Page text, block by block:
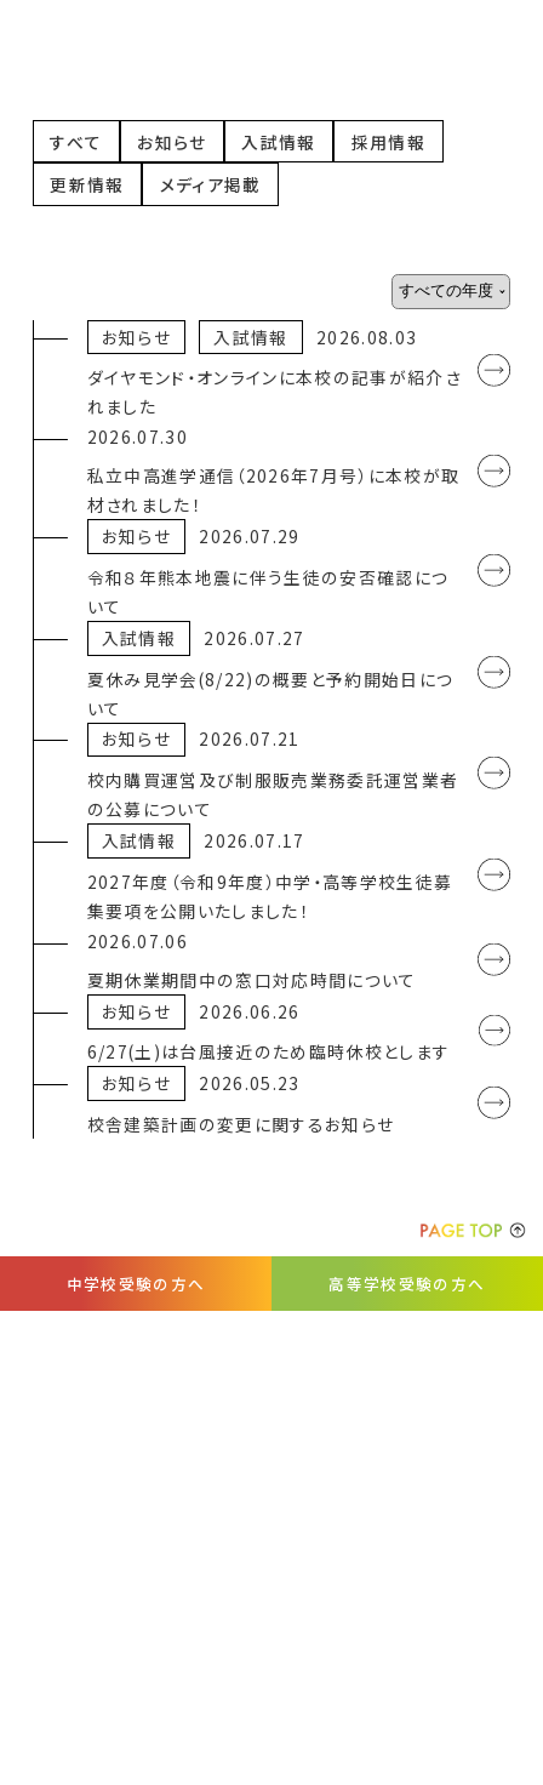
中学校受験の方へ 高等学校受験の方へ
すべて お知らせ 入試情報
採用情報
更新情報
メディア掲載
お知らせ 入試情報
2026.08.03
ダイヤモンド・オンラインに本校の記事が紹介さ
れました
2026.07.30
私立中高進学通信（2026年7月号）に本校が取
材されました！
お知らせ
2026.07.29
令和８年熊本地震に伴う生徒の安否確認につ
いて
入試情報
2026.07.27
夏休み見学会(8/22)の概要と予約開始日につ
いて
お知らせ
2026.07.21
校内購買運営及び制服販売業務委託運営業者
の公募について
入試情報
2026.07.17
2027年度（令和9年度）中学・高等学校生徒募
集要項を公開いたしました！
2026.07.06
夏期休業期間中の窓口対応時間について
お知らせ
2026.06.26
6/27(土)は台風接近のため臨時休校とします
お知らせ
2026.05.23
校舎建築計画の変更に関するお知らせ